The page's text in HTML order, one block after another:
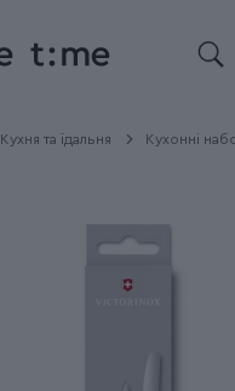
Кухня та їдальня Кухонні